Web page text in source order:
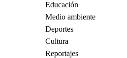
Educación
Medio ambiente
Deportes
Cultura
Reportajes